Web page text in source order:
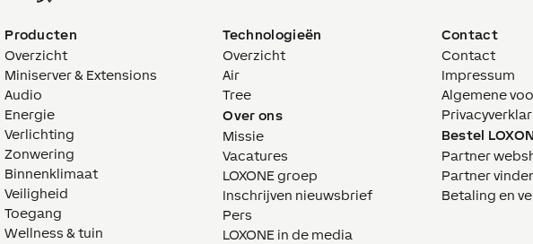
Producten
Overzicht
Miniserver & Extensions
Audio
Energie
Verlichting
Zonwering
Binnenklimaat
Veiligheid
Toegang
Wellness & tuin
Technologieën
Overzicht
Air
Tree
Over ons
Missie
Vacatures
LOXONE groep
Inschrijven nieuwsbrief
Pers
LOXONE in de media
Contact
Contact
Impressum
Algemene
Bestel
Partner
Partner
Betaling en